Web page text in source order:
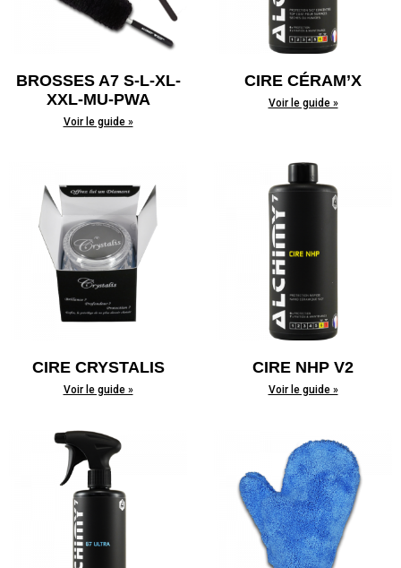
BROSSES A7 S-L-XL-
XXL-MU-PWA
Voir le guide »
CIRE CÉRAM’X
Voir le guide »
CIRE CRYSTALIS
Voir le guide »
CIRE NHP V2
Voir le guide »